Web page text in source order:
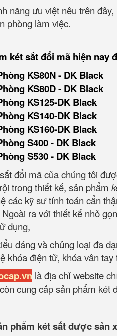
năng ưu việt nêu trên
phòng làm việc.
két sắt đổi mã hiện
KS80N - DK Black
KS80D - DK Black
KS125-DK Black
KS140-DK Black
KS160-DK Black
S400 - DK Black
S530 - DK Black
đổi mã của chúng tôi
trong thiết kế, sản phẩm
các kỹ sư tính toán cẩn
ra với thiết kế nhỏ
dụng,
dáng và chủng loại đa
khóa điện tử, khóa vân
là địa chỉ website
cung cấp sản phẩm
phẩm két sắt được sản